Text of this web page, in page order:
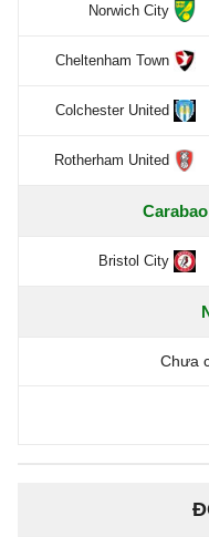
Norwich City
Cheltenham Town
Colchester United
Rotherham United
Bristol City
Chưa